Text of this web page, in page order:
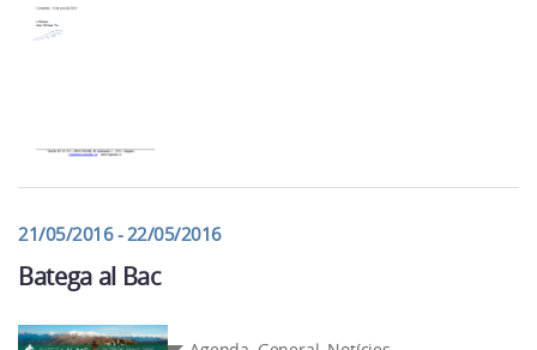
21/05/2016 - 22/05/2016
Batega al Bac